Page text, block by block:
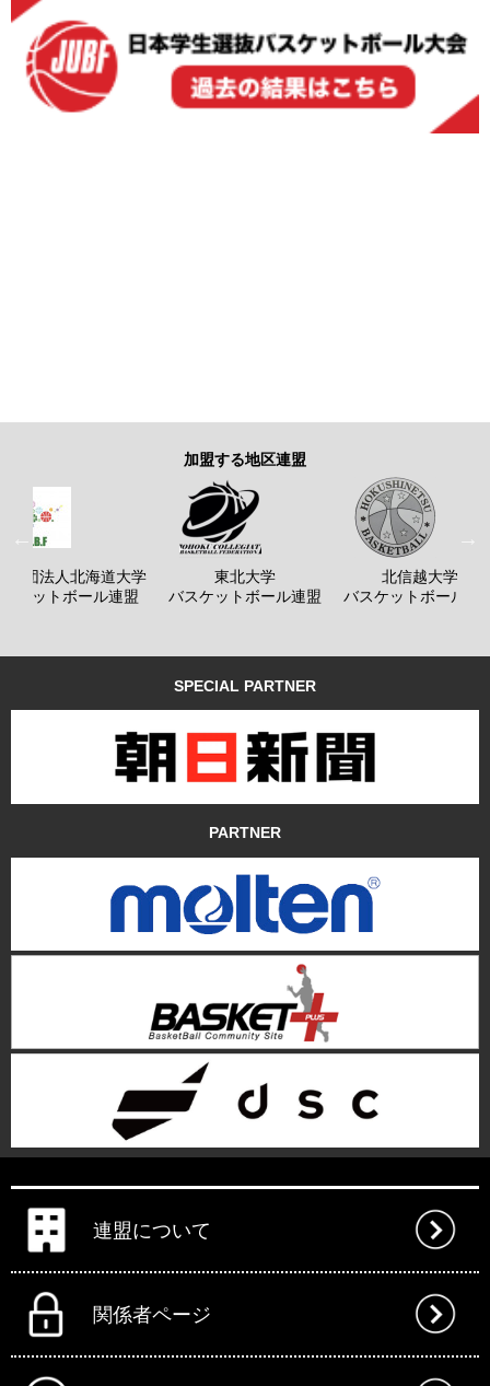
加盟する地区連盟
社団法人北海道大学
ケットボール連盟
東北大学
バスケットボール連盟
北信越大学
バスケットボール連
SPECIAL PARTNER
PARTNER
連盟について
関係者ページ